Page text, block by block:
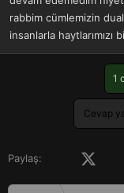
rabbim cümlemizin
insanlarla
1
Cevap
Paylaş: Facebook